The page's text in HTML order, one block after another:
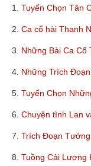
1. Tuyển Chọn Tân
2. Ca cổ hài Thanh
3. Những Bài Ca Cổ
4. Những Trích
5. Tuyển Chọn
6. Chuyện tình Lan
7. Trích Đoạn
8. Tuồng Cải Lương